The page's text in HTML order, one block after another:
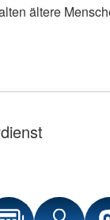
ältere